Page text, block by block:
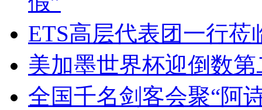
ETS高层代表团一行莅
美加墨世界杯迎倒数
全国千名剑客会聚“阿